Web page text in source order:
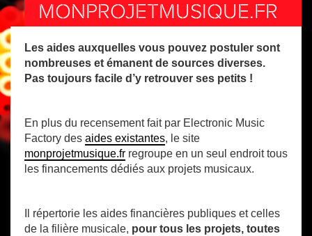
MONPROJETMUSIQUE.FR
Les aides auxquelles vous pouvez postuler sont
nombreuses et émanent de sources diverses.
Pas toujours facile d’y retrouver ses petits !
En plus du recensement fait par Electronic Music
Factory des aides existantes, le site
monprojetmusique.fr regroupe en un seul endroit tous
les financements dédiés aux projets musicaux.
Il répertorie les aides financières publiques et celles
de la filière musicale, pour tous les projets, toutes